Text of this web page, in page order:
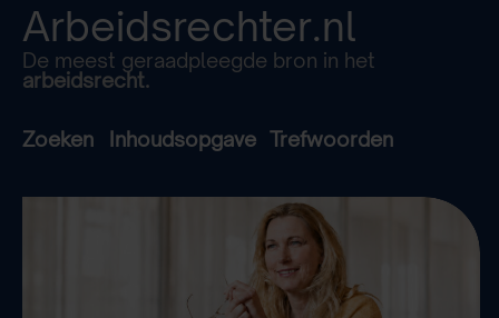
Arbeidsrechter.nl
De meest geraadpleegde bron in het
arbeidsrecht.
Zoeken Inhoudsopgave Trefwoorden